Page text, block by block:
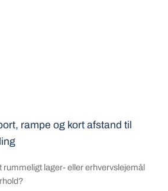
rampe og kort afstand til
rummeligt lager- eller erhvervslejemål